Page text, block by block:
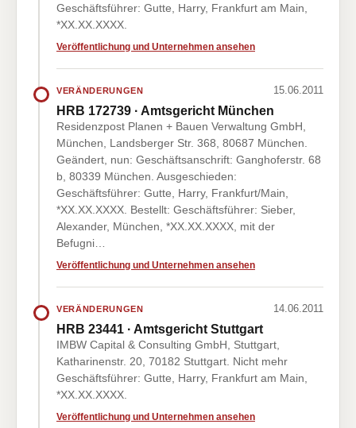
Geschäftsführer: Gutte, Harry, Frankfurt am Main,
*XX.XX.XXXX.
Veröffentlichung und Unternehmen ansehen
VERÄNDERUNGEN 15.06.2011
HRB 172739 · Amtsgericht München
Residenzpost Planen + Bauen Verwaltung GmbH,
München, Landsberger Str. 368, 80687 München.
Geändert, nun: Geschäftsanschrift: Ganghoferstr. 68
b, 80339 München. Ausgeschieden:
Geschäftsführer: Gutte, Harry, Frankfurt/Main,
*XX.XX.XXXX. Bestellt: Geschäftsführer: Sieber,
Alexander, München, *XX.XX.XXXX, mit der
Befugni…
Veröffentlichung und Unternehmen ansehen
VERÄNDERUNGEN 14.06.2011
HRB 23441 · Amtsgericht Stuttgart
IMBW Capital & Consulting GmbH, Stuttgart,
Katharinenstr. 20, 70182 Stuttgart. Nicht mehr
Geschäftsführer: Gutte, Harry, Frankfurt am Main,
*XX.XX.XXXX.
Veröffentlichung und Unternehmen ansehen